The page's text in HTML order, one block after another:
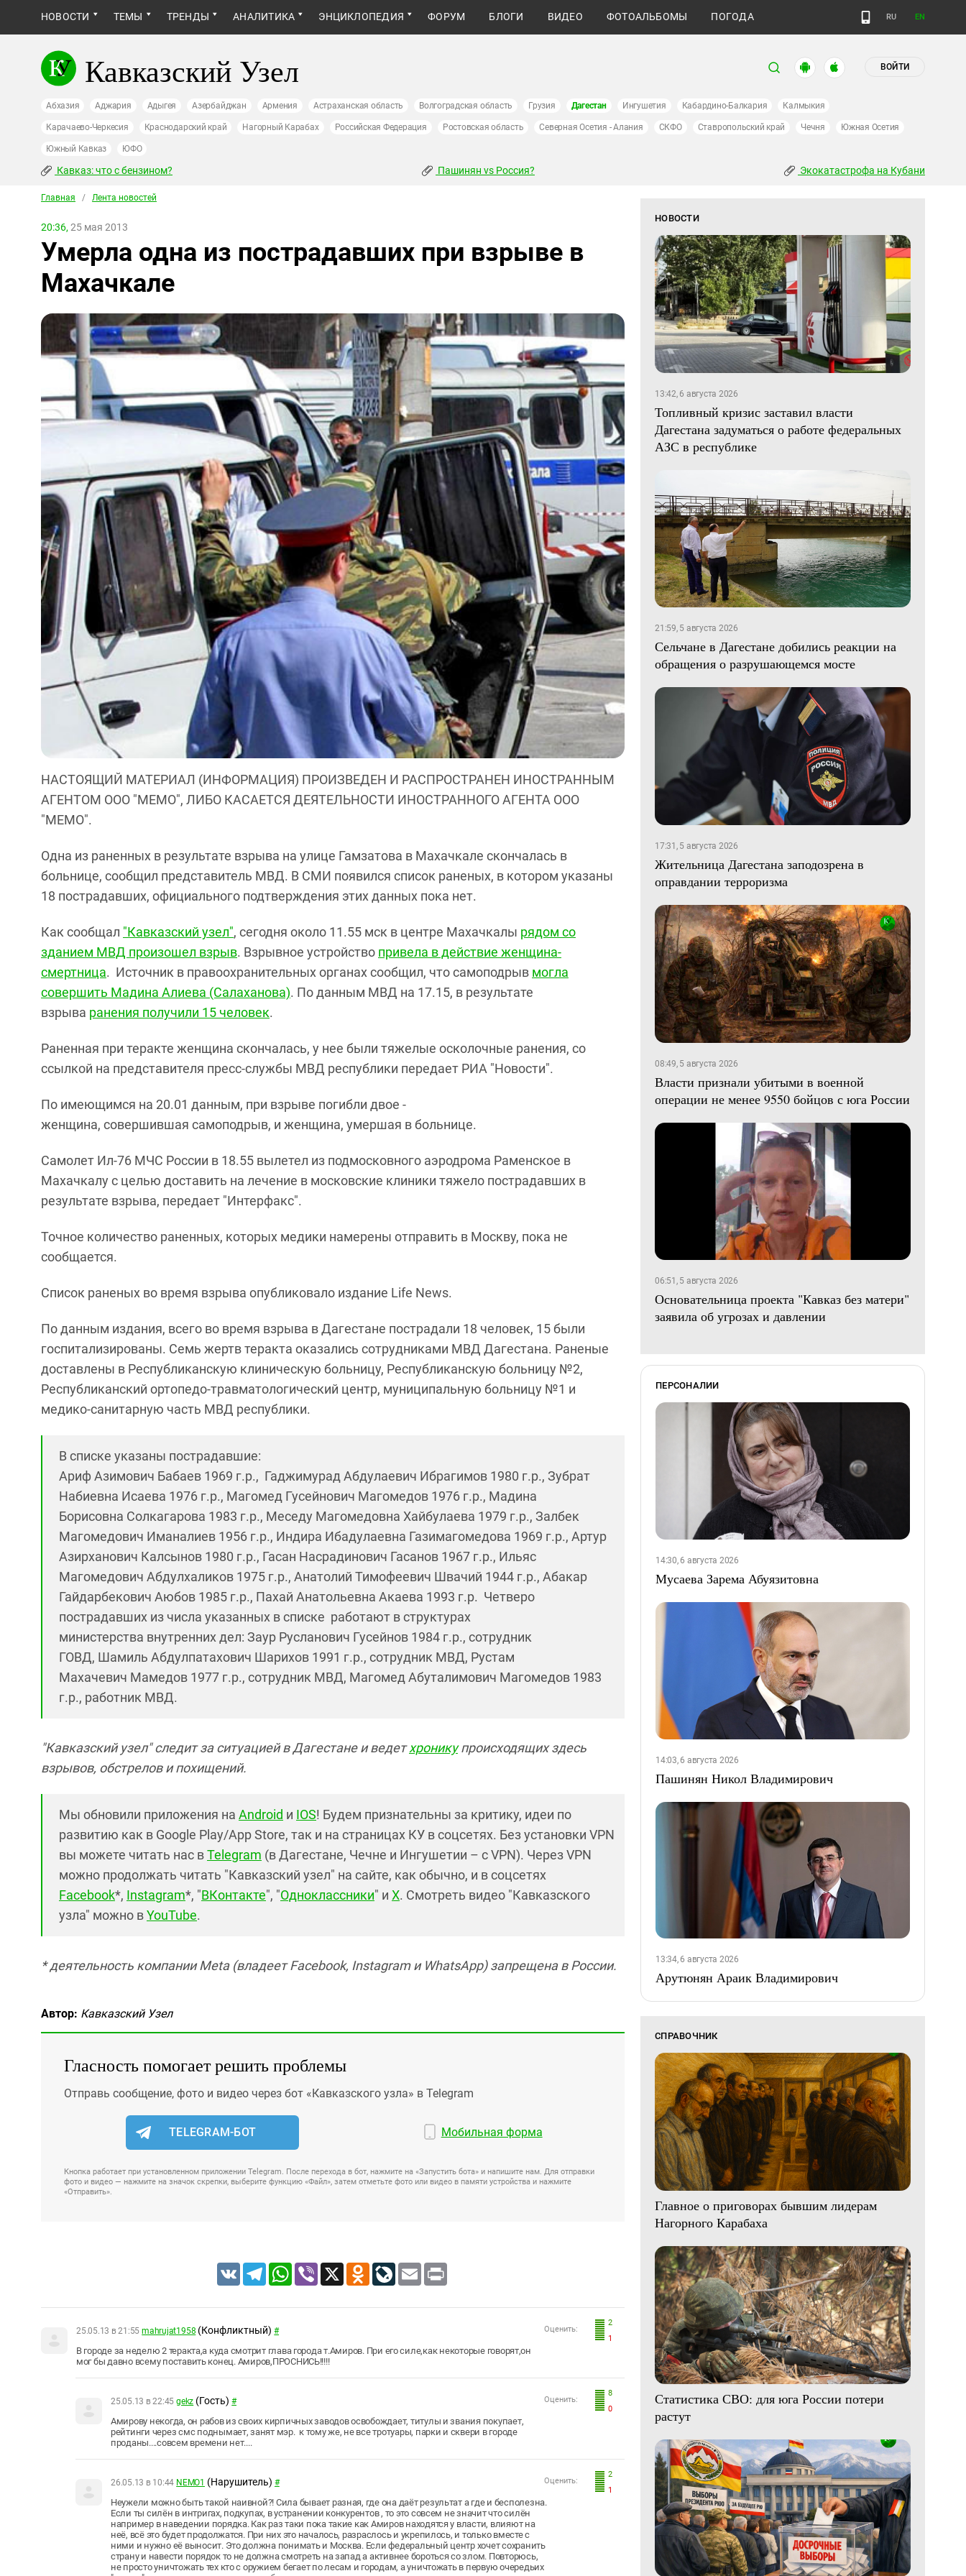
НОВОСТИ ТЕМЫ ТРЕНДЫ АНАЛИТИКА ЭНЦИКЛОПЕДИЯ ФОРУМ БЛОГИ ВИДЕО ФОТОАЛЬБОМЫ ПОГОДА RU EN
Кавказский Узел ВОЙТИ
Абхазия Аджария Адыгея Азербайджан Армения Астраханская область Волгоградская область Грузия Дагестан Ингушетия Кабардино-Балкария Калмыкия
Карачаево-Черкесия Краснодарский край Нагорный Карабах Российская Федерация Ростовская область Северная Осетия - Алания СКФО Ставропольский край Чечня Южная Осетия
Южный Кавказ ЮФО
Кавказ: что с бензином? Пашинян vs Россия? Экокатастрофа на Кубани
Главная / Лента новостей
20:36, 25 мая 2013
Умерла одна из пострадавших при взрыве в
Махачкале
НАСТОЯЩИЙ МАТЕРИАЛ (ИНФОРМАЦИЯ) ПРОИЗВЕДЕН И РАСПРОСТРАНЕН ИНОСТРАННЫМ
АГЕНТОМ ООО "МЕМО", ЛИБО КАСАЕТСЯ ДЕЯТЕЛЬНОСТИ ИНОСТРАННОГО АГЕНТА ООО
"МЕМО".
Одна из раненных в результате взрыва на улице Гамзатова в Махачкале скончалась в
больнице, сообщил представитель МВД. В СМИ появился список раненых, в котором указаны
18 пострадавших, официального подтверждения этих данных пока нет.
Как сообщал "Кавказский узел", сегодня около 11.55 мск в центре Махачкалы рядом со
зданием МВД произошел взрыв. Взрывное устройство привела в действие женщина-
смертница. Источник в правоохранительных органах сообщил, что самоподрыв могла
совершить Мадина Алиева (Салаханова). По данным МВД на 17.15, в результате
взрыва ранения получили 15 человек.
Раненная при теракте женщина скончалась, у нее были тяжелые осколочные ранения, со
ссылкой на представителя пресс-службы МВД республики передает РИА "Новости".
По имеющимся на 20.01 данным, при взрыве погибли двое -
женщина, совершившая самоподрыв, и женщина, умершая в больнице.
Самолет Ил-76 МЧС России в 18.55 вылетел из подмосковного аэродрома Раменское в
Махачкалу с целью доставить на лечение в московские клиники тяжело пострадавших в
результате взрыва, передает "Интерфакс".
Точное количество раненных, которых медики намерены отправить в Москву, пока не
сообщается.
Список раненых во время взрыва опубликовало издание Life News.
По данным издания, всего во время взрыва в Дагестане пострадали 18 человек, 15 были
госпитализированы. Семь жертв теракта оказались сотрудниками МВД Дагестана. Раненые
доставлены в Республиканскую клиническую больницу, Республиканскую больницу №2,
Республиканский ортопедо-травматологический центр, муниципальную больницу №1 и
медико-санитарную часть МВД республики.
В списке указаны пострадавшие:
Ариф Азимович Бабаев 1969 г.р., Гаджимурад Абдулаевич Ибрагимов 1980 г.р., Зубрат
Набиевна Исаева 1976 г.р., Магомед Гусейнович Магомедов 1976 г.р., Мадина
Борисовна Солкагарова 1983 г.р., Меседу Магомедовна Хайбулаева 1979 г.р., Залбек
Магомедович Иманалиев 1956 г.р., Индира Ибадулаевна Газимагомедова 1969 г.р., Артур
Азирханович Калсынов 1980 г.р., Гасан Насрадинович Гасанов 1967 г.р., Ильяс
Магомедович Абдулхаликов 1975 г.р., Анатолий Тимофеевич Швачий 1944 г.р., Абакар
Гайдарбекович Аюбов 1985 г.р., Пахай Анатольевна Акаева 1993 г.р. Четверо
пострадавших из числа указанных в списке работают в структурах
министерства внутренних дел: Заур Русланович Гусейнов 1984 г.р., сотрудник
ГОВД, Шамиль Абдулпатахович Шарихов 1991 г.р., сотрудник МВД, Рустам
Махачевич Мамедов 1977 г.р., сотрудник МВД, Магомед Абуталимович Магомедов 1983
г.р., работник МВД.
"Кавказский узел" следит за ситуацией в Дагестане и ведетхроникупроисходящих здесь
взрывов, обстрелов и похищений.
Мы обновили приложения на Android и IOS! Будем признательны за критику, идеи по
развитию как в Google Play/App Store, так и на страницах КУ в соцсетях. Без установки VPN
вы можете читать нас вTelegram (в Дагестане, Чечне и Ингушетии – с VPN). Через VPN
можно продолжать читать "Кавказский узел" на сайте, как обычно, и в соцсетях
Facebook*, Instagram*, "ВКонтакте", "Одноклассники" и X. Смотреть видео "Кавказского
узла" можно вYouTube.
* деятельность компании Meta (владеет Facebook, Instagram и WhatsApp) запрещена в России.
Автор: Кавказский Узел
Гласность помогает решить проблемы
Отправь сообщение, фото и видео через бот «Кавказского узла» в Telegram
TELEGRAM-БОТ Мобильная форма
Кнопка работает при установленном приложении Telegram. После перехода в бот, нажмите на «Запустить бота» и напишите нам. Для отправки
фото и видео — нажмите на значок скрепки, выберите функцию «Файл», затем отметьте фото или видео в памяти устройства и нажмите
«Отправить».
VK TelegramWhatsApp
Viber X Odnoklassniki
LiveJournal
Email
2
1
Оценить:
25.05.13 в 21:55 mahrujat1958 (Конфликтный) #
В городе за неделю 2 теракта,а куда смотрит глава города т.Амиров. При его силе,как некоторые говорят,он
мог бы давно всему поставить конец. Амиров,ПРОСНИСЬ!!!!!
8
0
Оценить:
25.05.13 в 22:45 gekz (Гость) #
Амирову некогда, он рабов из своих кирпичных заводов освобождает, титулы и звания покупает,
рейтинги через смс поднымает, занят мэр. к тому же, не все тротуары, парки и сквери в городе
проданы....совсем времени нет....
2
1
Оценить:
26.05.13 в 10:44 NEMO1 (Нарушитель) #
Неужели можно быть такой наивной?! Сила бывает разная, где она даёт результат а где и бесполезна.
Если ты силён в интригах, подкупах, в устранении конкурентов , то это совсем не значит что силён
например в наведении порядка. Как раз таки пока такие как Амиров находятся у власти, влияют на
неё, всё это будет продолжатся. При них это началось, разраслось и укрепилось, и только вместе с
ними и нужно её выносит. Это должна понимать и Москва. Если федеральный центр хочет сохранить
страну и навести порядок то не должна смотреть на запад а активнее бороться со злом. Повторюсь,
не просто уничтожать тех кто с оружием бегает по лесам и городам, а уничтожать в первую очередьих
НОВОСТИ
13:42, 6 августа 2026
Топливный кризис заставил власти
Дагестана задуматься о работе федеральных
АЗС в республике
21:59, 5 августа 2026
Сельчане в Дагестане добились реакции на
обращения о разрушающемся мосте
17:31, 5 августа 2026
Жительница Дагестана заподозрена в
оправдании терроризма
08:49, 5 августа 2026
Власти признали убитыми в военной
операции не менее 9550 бойцов с юга России
06:51, 5 августа 2026
Основательница проекта "Кавказ без матери"
заявила об угрозах и давлении
ПЕРСОНАЛИИ
14:30, 6 августа 2026
Мусаева Зарема Абуязитовна
14:03, 6 августа 2026
Пашинян Никол Владимирович
13:34, 6 августа 2026
Арутюнян Араик Владимирович
СПРАВОЧНИК
Главное о приговорах бывшим лидерам
Нагорного Карабаха
Статистика СВО: для юга России потери
растут